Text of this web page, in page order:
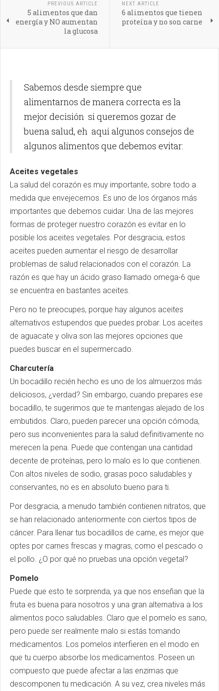
PREVIOUS ARTICLE
5 alimentos que dan
energía y NO aumentan
la glucosa
NEXT ARTICLE
6 alimentos que tienen
proteína y no son carne
Sabemos desde siempre que
alimentarnos de manera correcta es la
mejor decisión si queremos gozar de
buena salud, eh aqui algunos consejos de
algunos alimentos que debemos evitar:
Aceites vegetales
La salud del corazón es muy importante, sobre todo a
medida que envejecemos. Es uno de los órganos más
importantes que debemos cuidar. Una de las mejores
formas de proteger nuestro corazón es evitar en lo
posible los aceites vegetales. Por desgracia, estos
aceites pueden aumentar el riesgo de desarrollar
problemas de salud relacionados con el corazón. La
razón es que hay un ácido graso llamado omega-6 que
se encuentra en bastantes aceites.
Pero no te preocupes, porque hay algunos aceites
alternativos estupendos que puedes probar. Los aceites
de aguacate y oliva son las mejores opciones que
puedes buscar en el supermercado.
Charcutería
Un bocadillo recién hecho es uno de los almuerzos más
deliciosos, ¿verdad? Sin embargo, cuando prepares ese
bocadillo, te sugerimos que te mantengas alejado de los
embutidos. Claro, pueden parecer una opción cómoda,
pero sus inconvenientes para la salud definitivamente no
merecen la pena. Puede que contengan una cantidad
decente de proteínas, pero lo malo es lo que contienen.
Con altos niveles de sodio, grasas poco saludables y
conservantes, no es en absoluto bueno para ti.
Por desgracia, a menudo también contienen nitratos, que
se han relacionado anteriormente con ciertos tipos de
cáncer. Para llenar tus bocadillos de carne, es mejor que
optes por carnes frescas y magras, como el pescado o
el pollo. ¿O por qué no pruebas una opción vegetal?
Pomelo
Puede que esto te sorprenda, ya que nos enseñan que la
fruta es buena para nosotros y una gran alternativa a los
alimentos poco saludables. Claro que el pomelo es sano,
pero puede ser realmente malo si estás tomando
medicamentos. Los pomelos interfieren en el modo en
que tu cuerpo absorbe los medicamentos. Poseen un
compuesto que puede afectar a las enzimas que
descomponen tu medicación. A su vez, crea niveles más